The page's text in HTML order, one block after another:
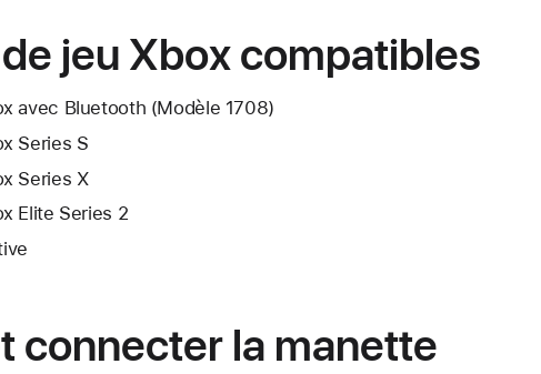
jeu Xbox compatibles
avec Bluetooth (Modèle 1708)
Series S
Series X
Elite Series 2
connecter la manette